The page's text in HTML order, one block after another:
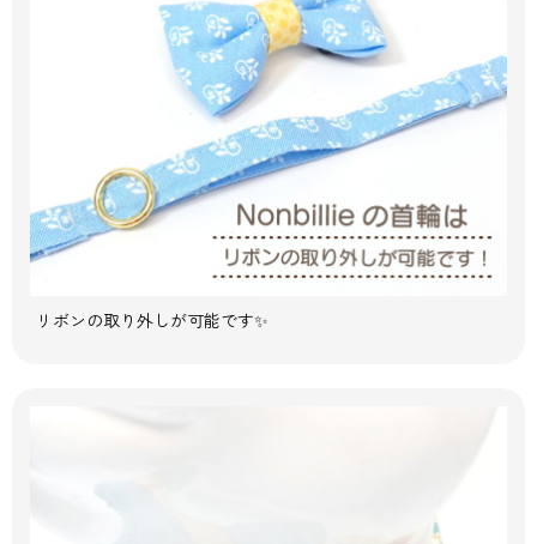
リボンの取り外しが可能です✨